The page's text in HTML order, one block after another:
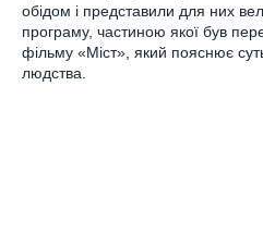
обідом і представили для них
програму, частиною якої був
фільму «Міст», який пояснює
людства.